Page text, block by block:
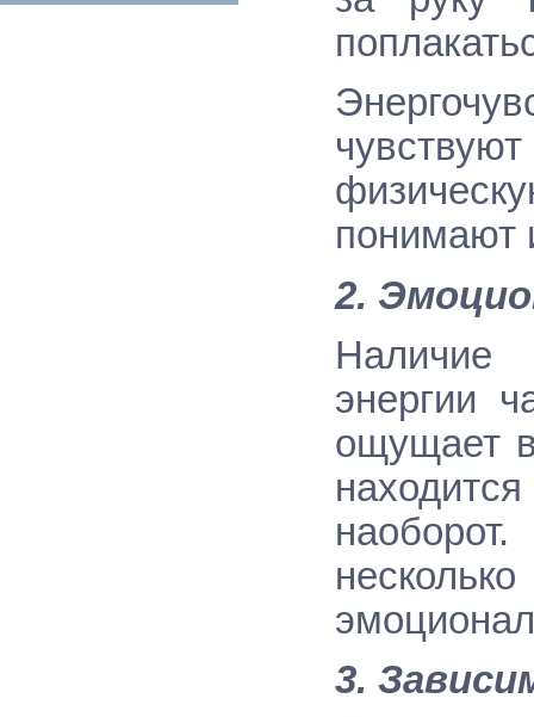
понимают
2.
Наличие
энергии
ощущает
3.